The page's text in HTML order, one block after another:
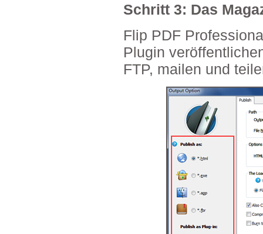
Schritt 3: Das
Flip PDF
Plugin
FTP, mailen und